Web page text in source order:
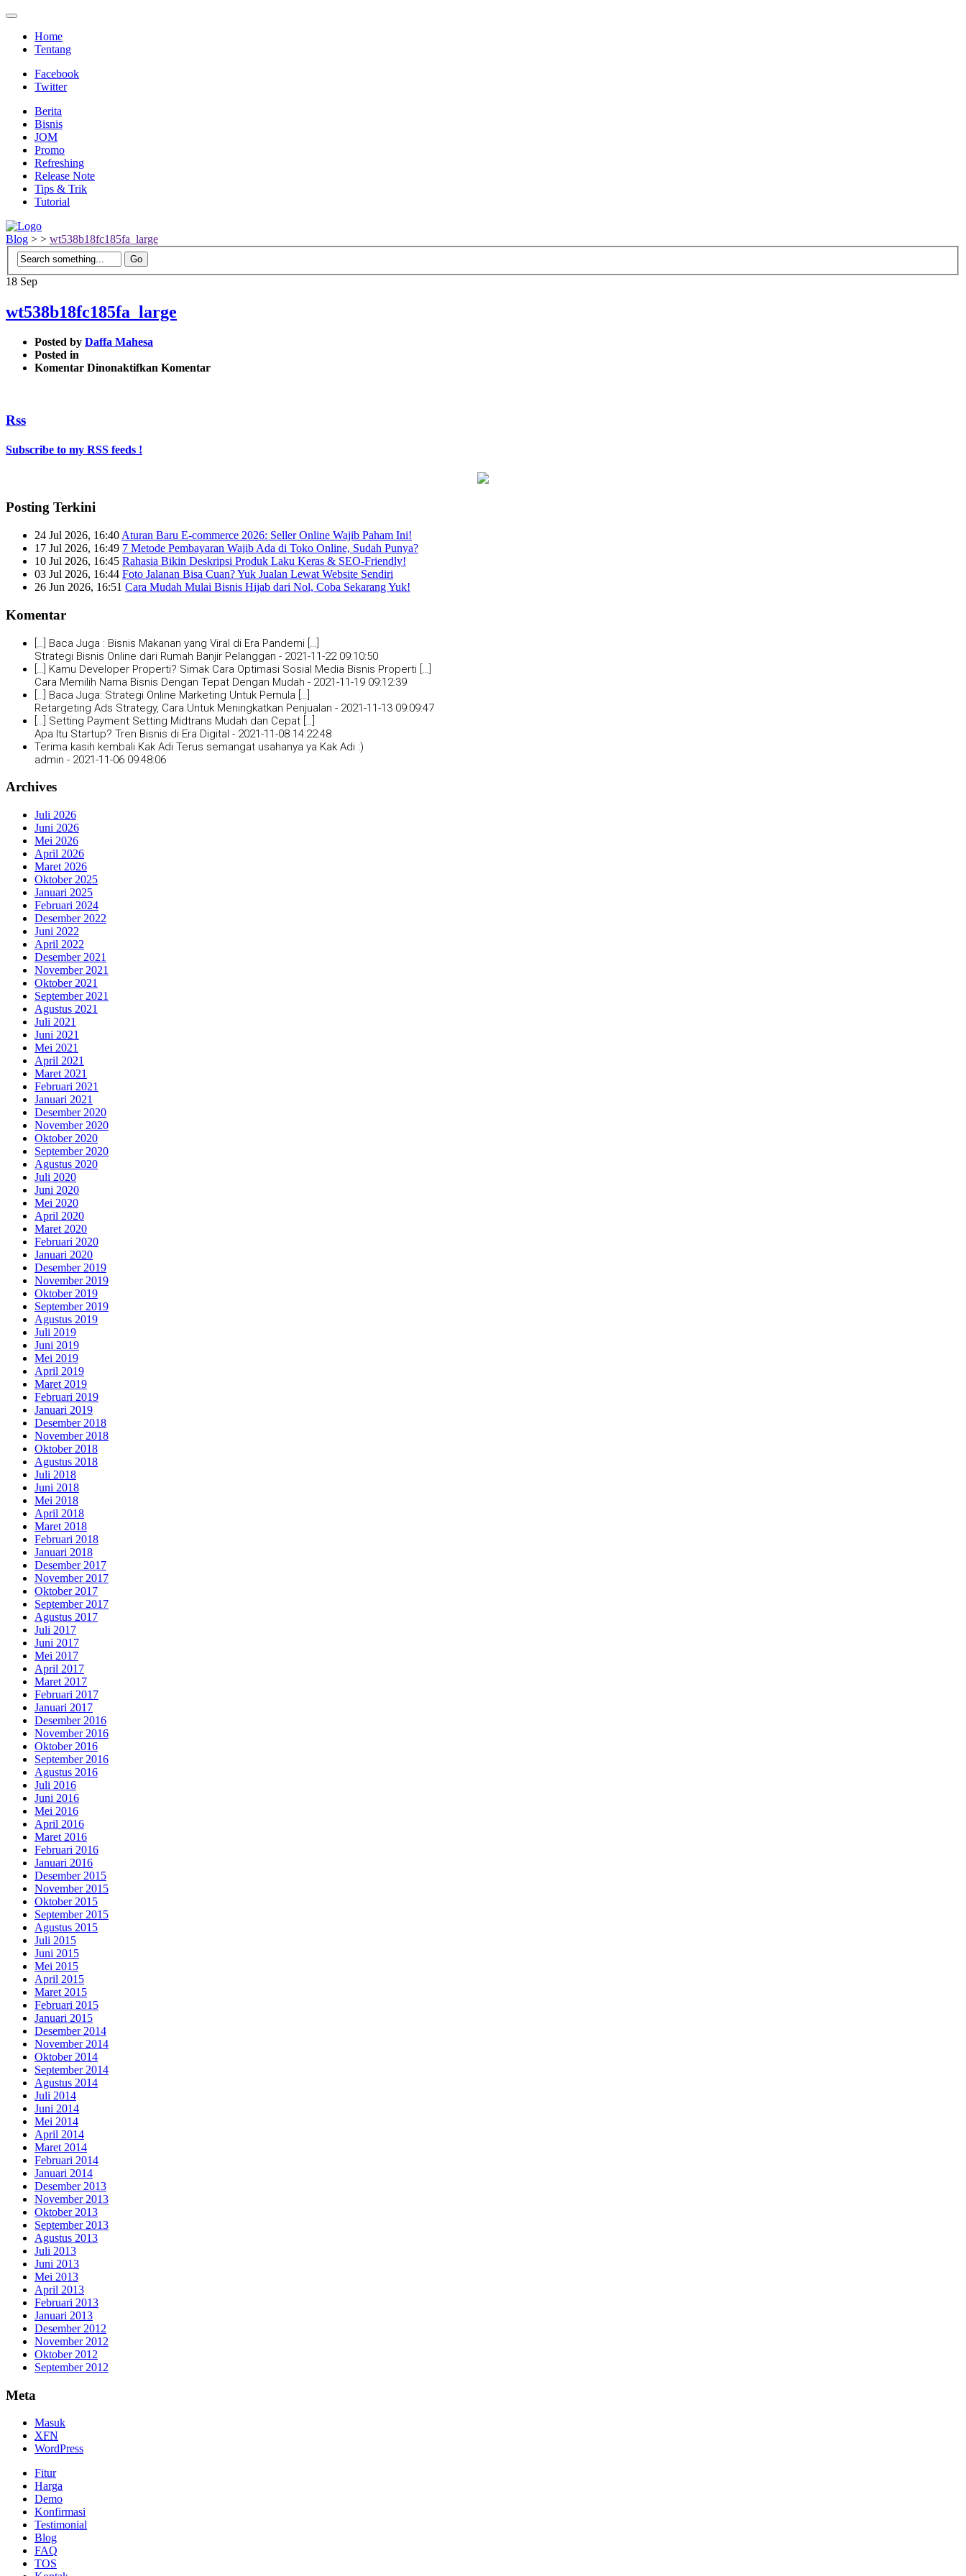
Home
Tentang
Facebook
Twitter
Berita
Bisnis
JOM
Promo
Refreshing
Release Note
Tips & Trik
Tutorial
Blog > > wt538b18fc185fa_large
18 Sep
wt538b18fc185fa_large
Posted by Daffa Mahesa
Posted in
Komentar Dinonaktifkan pada
Komentar
Rss
Subscribe to my RSS feeds !
Posting Terkini
24 Jul 2026, 16:40 Aturan Baru E-commerce 2026: Seller Online Wajib Paham Ini!
17 Jul 2026, 16:49 7 Metode Pembayaran Wajib Ada di Toko Online, Sudah Punya?
10 Jul 2026, 16:45 Rahasia Bikin Deskripsi Produk Laku Keras & SEO-Friendly!
03 Jul 2026, 16:44 Foto Jalanan Bisa Cuan? Yuk Jualan Lewat Website Sendiri
26 Jun 2026, 16:51 Cara Mudah Mulai Bisnis Hijab dari Nol, Coba Sekarang Yuk!
Komentar
[…] Baca Juga : Bisnis Makanan yang Viral di Era Pandemi […]
Strategi Bisnis Online dari Rumah Banjir Pelanggan - 2021-11-22 09:10:50
[…] Kamu Developer Properti? Simak Cara Optimasi Sosial Media Bisnis Properti […]
Cara Memilih Nama Bisnis Dengan Tepat Dengan Mudah - 2021-11-19 09:12:39
[…] Baca Juga: Strategi Online Marketing Untuk Pemula […]
Retargeting Ads Strategy, Cara Untuk Meningkatkan Penjualan - 2021-11-13 09:09:47
[…] Setting Payment Setting Midtrans Mudah dan Cepat […]
Apa Itu Startup? Tren Bisnis di Era Digital - 2021-11-08 14:22:48
Terima kasih kembali Kak Adi Terus semangat usahanya ya Kak Adi :)
admin - 2021-11-06 09:48:06
Archives
Juli 2026
Juni 2026
Mei 2026
April 2026
Maret 2026
Oktober 2025
Januari 2025
Februari 2024
Desember 2022
Juni 2022
April 2022
Desember 2021
November 2021
Oktober 2021
September 2021
Agustus 2021
Juli 2021
Juni 2021
Mei 2021
April 2021
Maret 2021
Februari 2021
Januari 2021
Desember 2020
November 2020
Oktober 2020
September 2020
Agustus 2020
Juli 2020
Juni 2020
Mei 2020
April 2020
Maret 2020
Februari 2020
Januari 2020
Desember 2019
November 2019
Oktober 2019
September 2019
Agustus 2019
Juli 2019
Juni 2019
Mei 2019
April 2019
Maret 2019
Februari 2019
Januari 2019
Desember 2018
November 2018
Oktober 2018
Agustus 2018
Juli 2018
Juni 2018
Mei 2018
April 2018
Maret 2018
Februari 2018
Januari 2018
Desember 2017
November 2017
Oktober 2017
September 2017
Agustus 2017
Juli 2017
Juni 2017
Mei 2017
April 2017
Maret 2017
Februari 2017
Januari 2017
Desember 2016
November 2016
Oktober 2016
September 2016
Agustus 2016
Juli 2016
Juni 2016
Mei 2016
April 2016
Maret 2016
Februari 2016
Januari 2016
Desember 2015
November 2015
Oktober 2015
September 2015
Agustus 2015
Juli 2015
Juni 2015
Mei 2015
April 2015
Maret 2015
Februari 2015
Januari 2015
Desember 2014
November 2014
Oktober 2014
September 2014
Agustus 2014
Juli 2014
Juni 2014
Mei 2014
April 2014
Maret 2014
Februari 2014
Januari 2014
Desember 2013
November 2013
Oktober 2013
September 2013
Agustus 2013
Juli 2013
Juni 2013
Mei 2013
April 2013
Februari 2013
Januari 2013
Desember 2012
November 2012
Oktober 2012
September 2012
Meta
Masuk
XFN
WordPress
Fitur
Harga
Demo
Konfirmasi
Testimonial
Blog
FAQ
TOS